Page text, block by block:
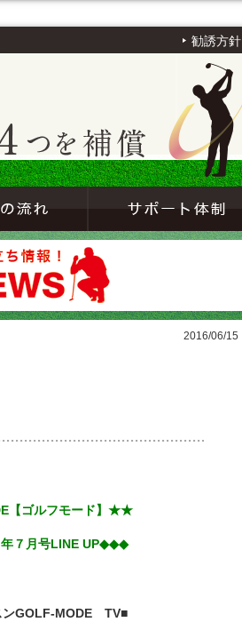
勧誘方針
2016/06/15
【ゴルフモード】★★
７月号LINE UP◆◆◆
ンGOLF-MODE TV■